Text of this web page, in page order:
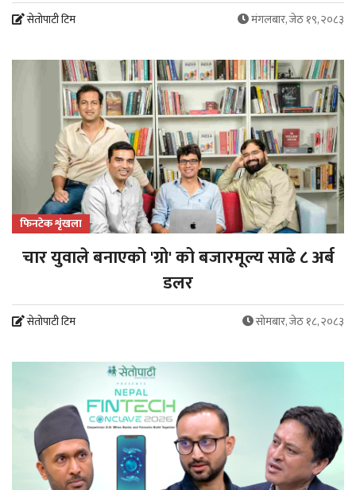
सेतोपाटी टिम मंगलबार, जेठ १९, २०८३
फिनटेक शृंखला
चार युवाले बनाएको 'ग्रो' को बजारमूल्य साढे ८ अर्ब
डलर
सेतोपाटी टिम सोमबार, जेठ १८, २०८३